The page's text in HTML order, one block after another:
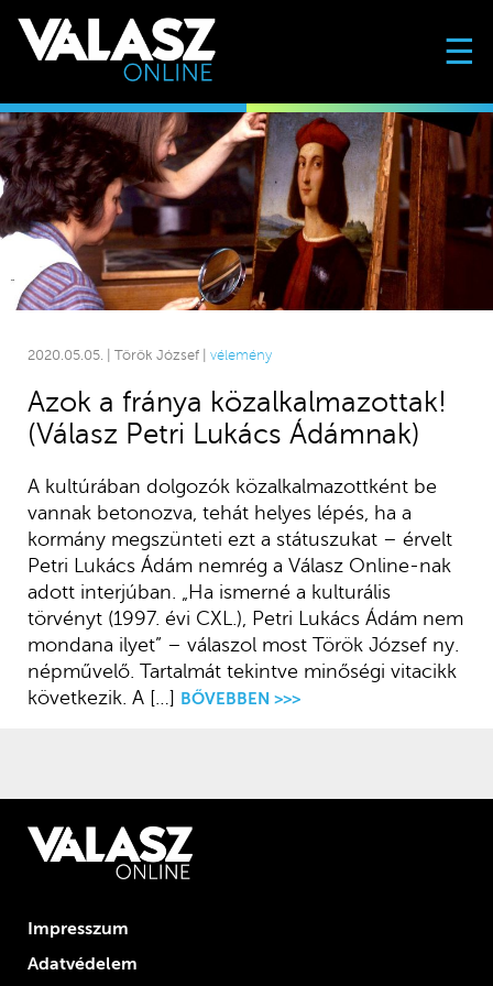
☰
2020.05.05. | Török József | vélemény
Azok a fránya közalkalmazottak!
(Válasz Petri Lukács Ádámnak)
A kultúrában dolgozók közalkalmazottként be
vannak betonozva, tehát helyes lépés, ha a
kormány megszünteti ezt a státuszukat – érvelt
Petri Lukács Ádám nemrég a Válasz Online-nak
adott interjúban. „Ha ismerné a kulturális
törvényt (1997. évi CXL.), Petri Lukács Ádám nem
mondana ilyet” – válaszol most Török József ny.
népművelő. Tartalmát tekintve minőségi vitacikk
következik. A […]
BŐVEBBEN >>>
Impresszum
Adatvédelem